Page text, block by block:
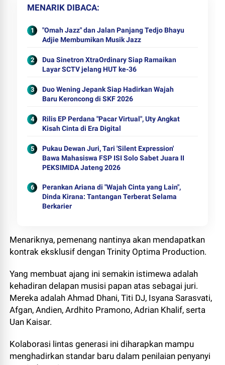
MENARIK DIBACA
"Omah Jazz" dan Jalan Panjang Tedjo Bhayu
Adjie Membumikan Musik Jazz
Dua Sinetron XtraOrdinary Siap Ramaikan
Layar SCTV jelang HUT ke-36
Duo Wening Jepank Siap Hadirkan Wajah
Baru Keroncong di SKF 2026
Rilis EP Perdana "Pacar Virtual", Uty Angkat
Kisah Cinta di Era Digital
Pukau Dewan Juri, Tari 'Silent Expression'
Bawa Mahasiswa FSP ISI Solo Sabet Juara II
PEKSIMIDA Jateng 2026
Perankan Ariana di "Wajah Cinta yang Lain",
Dinda Kirana: Tantangan Terberat Selama
Berkarier
Menariknya, pemenang nantinya akan mendapatkan
kontrak eksklusif dengan Trinity Optima Production.
Yang membuat ajang ini semakin istimewa adalah
kehadiran delapan musisi papan atas sebagai juri.
Mereka adalah Ahmad Dhani, Titi DJ, Isyana Sarasvati,
Afgan, Andien, Ardhito Pramono, Adrian Khalif, serta
Uan Kaisar.
Kolaborasi lintas generasi ini diharapkan mampu
menghadirkan standar baru dalam penilaian penyanyi